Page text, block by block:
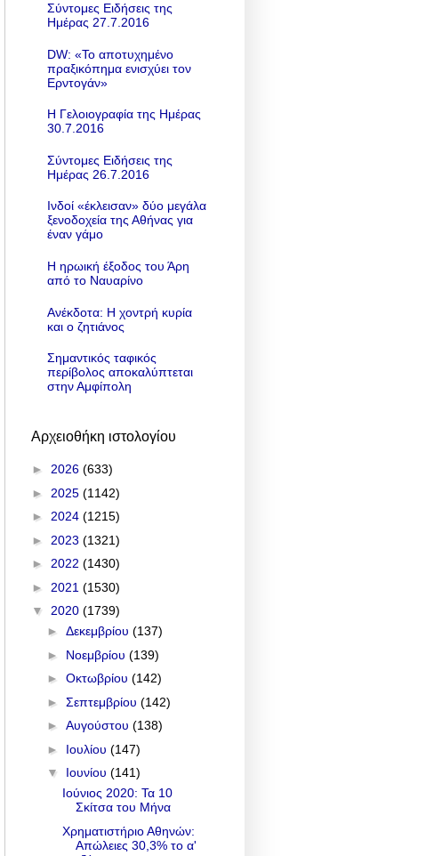
Σύντομες Ειδήσεις της
Ημέρας 27.7.2016
DW: «To αποτυχημένο
πραξικόπημα ενισχύει τον
Ερντογάν»
Η Γελοιογραφία της Ημέρας
30.7.2016
Σύντομες Ειδήσεις της
Ημέρας 26.7.2016
Ινδοί «έκλεισαν» δύο μεγάλα
ξενοδοχεία της Αθήνας για
έναν γάμο
Η ηρωική έξοδος του Άρη
από το Ναυαρίνο
Ανέκδοτα: Η χοντρή κυρία
και ο ζητιάνος
Σημαντικός ταφικός
περίβολος αποκαλύπτεται
στην Αμφίπολη
Αρχειοθήκη ιστολογίου
► 2026 (633)
► 2025 (1142)
► 2024 (1215)
► 2023 (1321)
► 2022 (1430)
► 2021 (1530)
▼ 2020 (1739)
► Δεκεμβρίου (137)
► Νοεμβρίου (139)
► Οκτωβρίου (142)
► Σεπτεμβρίου (142)
► Αυγούστου (138)
► Ιουλίου (147)
▼ Ιουνίου (141)
Ιούνιος 2020: Τα 10
Σκίτσα του Μήνα
Χρηματιστήριο Αθηνών:
Απώλειες 30,3% το α'